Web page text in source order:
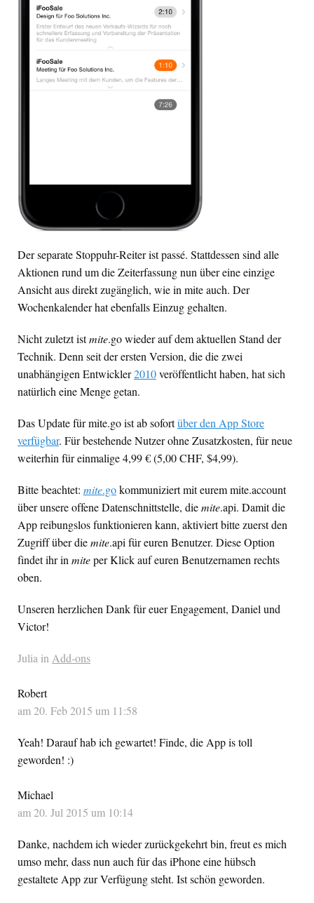
Der separate Stoppuhr-Reiter ist passé. Stattdessen sind alle
Aktionen rund um die Zeiterfassung nun über eine einzige
Ansicht aus direkt zugänglich, wie in mite auch. Der
Wochenkalender hat ebenfalls Einzug gehalten.
Nicht zuletzt istmite.go wieder auf dem aktuellen Stand der
Technik. Denn seit der ersten Version, die die zwei
unabhängigen Entwickler2010veröffentlicht haben, hat sich
natürlich eine Menge getan.
Das Update für mite.go ist ab sofortüber den App Store
verfügbar. Für bestehende Nutzer ohne Zusatzkosten, für neue
weiterhin für einmalige 4,99 € (5,00CHF, $4,99).
Bitte beachtet: mite.gokommuniziert mit eurem mite.account
über unsere offene Datenschnittstelle, diemite.api. Damit die
App reibungslos funktionieren kann, aktiviert bitte zuerst den
Zugriff über diemite.api für euren Benutzer. Diese Option
findet ihr in miteper Klick auf euren Benutzernamen rechts
oben.
Unseren herzlichen Dank für euer Engagement, Daniel und
Victor!
Julia in Add-ons
Robert
am 20. Feb 2015 um 11:58
Yeah! Darauf hab ich gewartet! Finde, die App is toll
geworden! :)
Michael
am 20. Jul 2015 um 10:14
Danke, nachdem ich wieder zurückgekehrt bin, freut es mich
umso mehr, dass nun auch für das iPhone eine hübsch
gestaltete App zur Verfügung steht. Ist schön geworden.